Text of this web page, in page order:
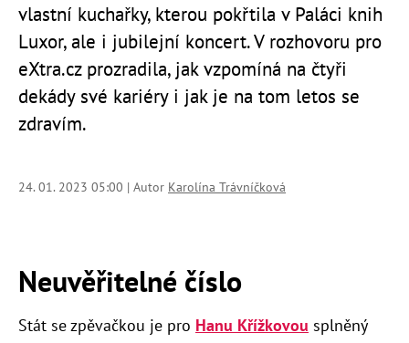
vlastní kuchařky, kterou pokřtila v Paláci knih
Luxor, ale i jubilejní koncert. V rozhovoru pro
eXtra.cz prozradila, jak vzpomíná na čtyři
dekády své kariéry i jak je na tom letos se
zdravím.
24. 01. 2023 05:00 | Autor Karolína Trávníčková
Neuvěřitelné číslo
Stát se zpěvačkou je pro Hanu Křížkovou splněný